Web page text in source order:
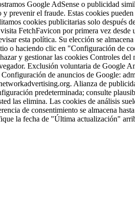
Google AdSense o publicidad
el fraude. Estas cookies pueden
cookies publicitarias solo después
FetchFavicon por primera vez desde
esta política. Su elección se
o haciendo clic en "Configuración de
y gestionar las cookies Controles del
Exclusión voluntaria de Google
de anuncios de Google:
Alianza de
predeterminada; consulte
las elimina. Las cookies de análisis
de consentimiento se almacena
la fecha de "Última actualización"